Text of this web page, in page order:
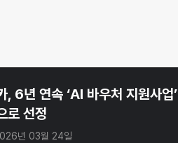
, 6년 연속 ‘AI 바우처 지원사업’
로 선정
년 03월 24일